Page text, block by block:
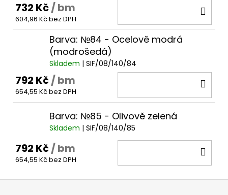
732 Kč/ bm
604,96 Kč bez DPH
Barva: №84 - Ocelově modrá
(modrošedá)
Skladem | SIF/08/140/84
792 Kč/ bm
654,55 Kč bez DPH
Barva: №85 - Olivově zelená
Skladem | SIF/08/140/85
792 Kč/ bm
654,55 Kč bez DPH
Z